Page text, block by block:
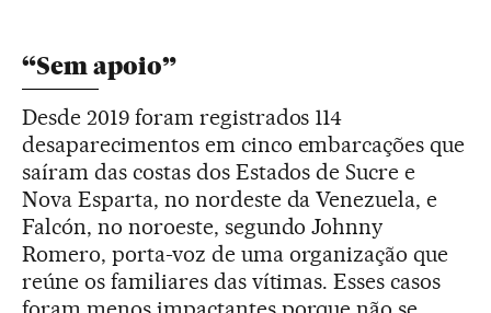
“Sem apoio”
Desde 2019 foram registrados 114
desaparecimentos em cinco embarcações que
saíram das costas dos Estados de Sucre e
Nova Esparta, no nordeste da Venezuela, e
Falcón, no noroeste, segundo Johnny
Romero, porta-voz de uma organização que
reúne os familiares das vítimas. Esses casos